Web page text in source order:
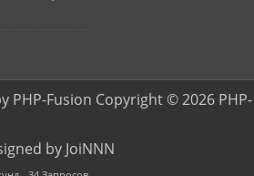
PHP-Fusion Copyright © 2026 PHP-
by JoiNNN